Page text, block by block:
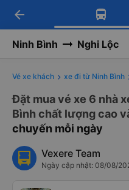
Tải app
Nhận ưu đãi
Tải app
-30k/ghế khi
arrow_back
Ninh Bình Nghi Lộc
Vé xe khách xe đi từ Ninh Bình
Đặt mua vé xe 6 nhà
Bình chất lượng cao
chuyến mỗi ngày
Vexere Team
Ngày cập nhật: 08/08/